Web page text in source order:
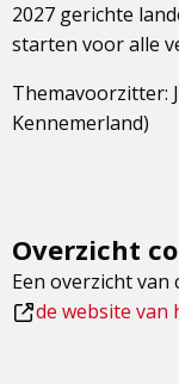
2027 gerichte
starten voor alle
Themavoorzitter:
Kennemerland)
Overzicht
Een overzicht
Ditde website van